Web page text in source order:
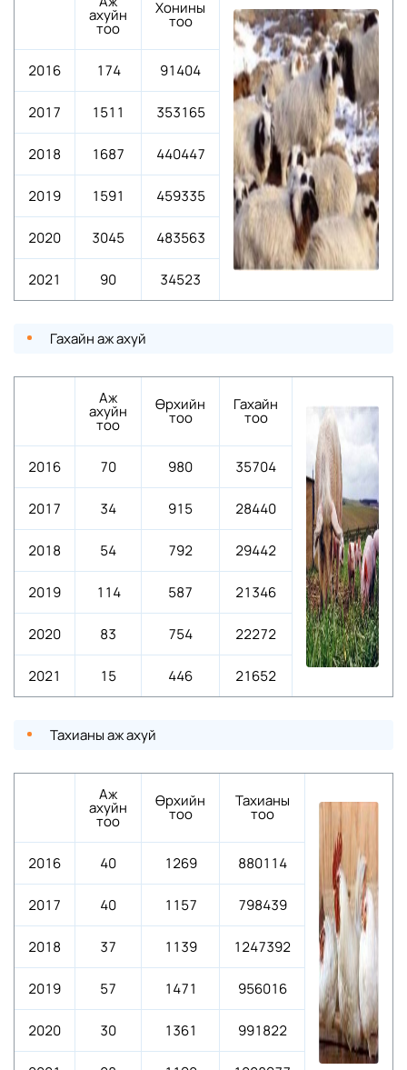
ахуйн
тоо
Хонины
тоо
2016 174 91404
2017 1511 353165
2018 1687 440447
2019 1591 459335
2020 3045 483563
2021 90 34523
Гахайн аж ахуй
Аж
ахуйн
тоо
Өрхийн
тоо
Гахайн
тоо
2016 70 980 35704
2017 34 915 28440
2018 54 792 29442
2019 114 587 21346
2020 83 754 22272
2021 15 446 21652
Тахианы аж ахуй
Аж
ахуйн
тоо
Өрхийн
тоо
Тахианы
тоо
2016 40 1269 880114
2017 40 1157 798439
2018 37 1139 1247392
2019 57 1471 956016
2020 30 1361 991822